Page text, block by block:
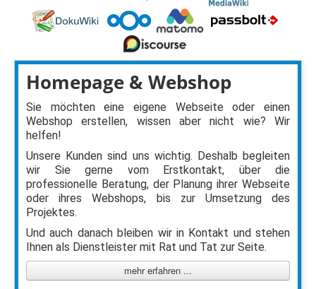
Homepage & Webshop
Sie möchten eine eigene Webseite oder einen
Webshop erstellen, wissen aber nicht wie? Wir
helfen!
Unsere Kunden sind uns wichtig. Deshalb begleiten
wir Sie gerne vom Erstkontakt, über die
professionelle Beratung, der Planung ihrer Webseite
oder ihres Webshops, bis zur Umsetzung des
Projektes.
Und auch danach bleiben wir in Kontakt und stehen
Ihnen als Dienstleister mit Rat und Tat zur Seite.
mehr erfahren ...